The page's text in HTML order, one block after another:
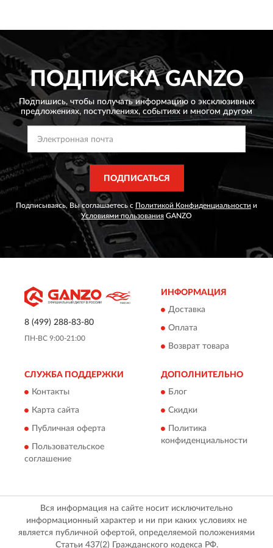
ПОДПИСКАGANZO
Подпишись, чтобы получать информацию о эксклюзивных
предложениях, поступлениях, событиях и многом другом
ПОДПИСАТЬСЯ
Подписываясь, Вы соглашаетесь с Политикой Конфиденциальности и
Условиями пользования GANZO
8 (499) 288-83-80
ПН-ВС 9:00-21:00
ИНФОРМАЦИЯ
Доставка
Оплата
Возврат товара
СЛУЖБА ПОДДЕРЖКИ
Контакты
Карта сайта
Публичная оферта
Пользовательское
соглашение
ДОПОЛНИТЕЛЬНО
Блог
Скидки
Политика
конфиденциальности
Вся информация на сайте носит исключительно
информационный характер и ни при каких условиях не
является публичной офертой, определяемой положениями
Статьи 437(2) Гражданского кодекса РФ.